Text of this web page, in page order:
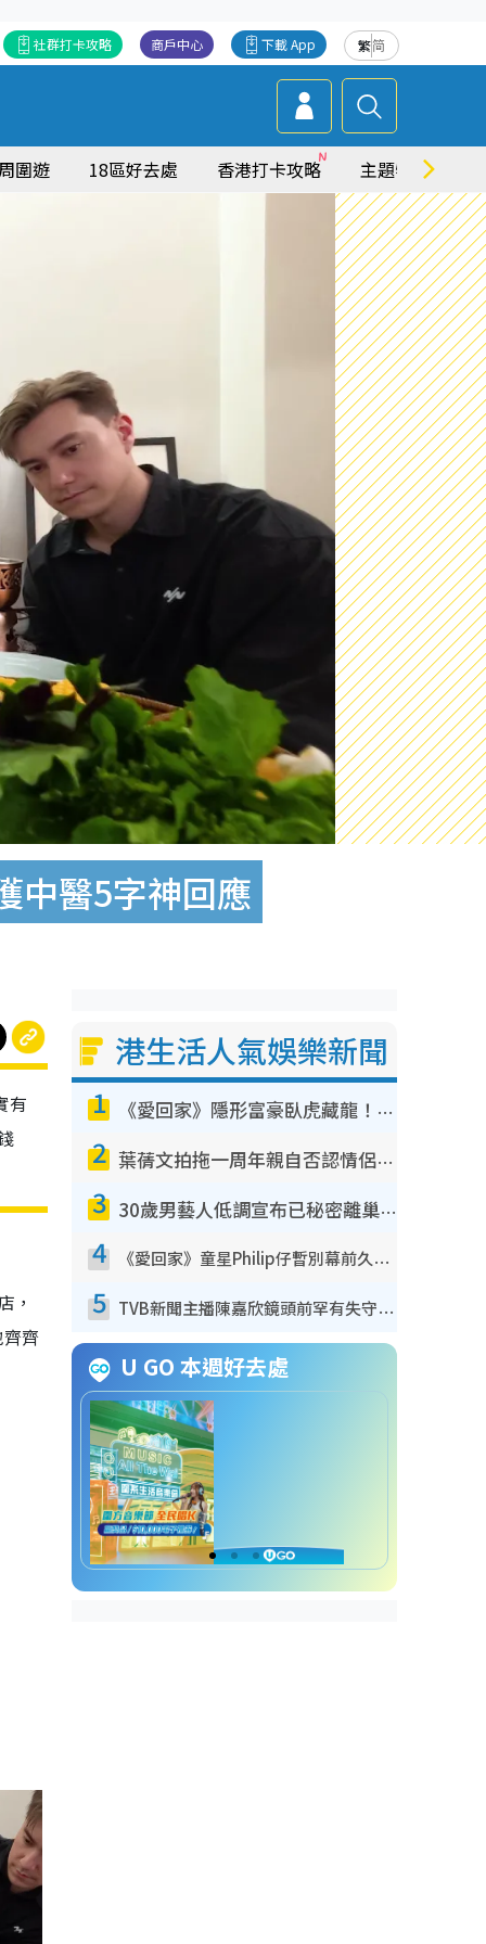
繁简
下載 App
商戶中心
社群打卡攻略
圍遊 18區好去處 香港打卡攻略 主題特集
中醫5字神回應
有
，
齊
港生活人氣娛樂新聞
1 《愛回家》隱形富豪臥虎藏龍！盤點12位財氣逼人的有錢藝人：呢位靚女3億身家唔憂做
2 葉蒨文拍拖一周年親自否認情侶關係？！被質疑感情造假竟稱GM「普通同事」
3 30歲男藝人低調宣布已秘密離巢！人氣急跌變失蹤人口︰「這幾年過得並不容易」
4 《愛回家》童星Philip仔暫別幕前久違現身！15歲近況暴風長高蛻變帥氣少男
5 TVB新聞主播陳嘉欣鏡頭前罕有失守！遭林超英一句說話突襲嚇親當場大笑
U GO 本週好去處